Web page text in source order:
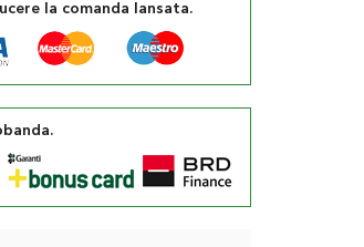
la comanda lansata.